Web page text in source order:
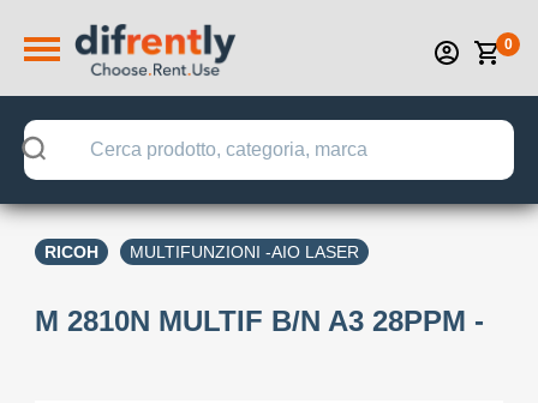
0
RICOH MULTIFUNZIONI -AIO LASER
M 2810N MULTIF B/N A3 28PPM -